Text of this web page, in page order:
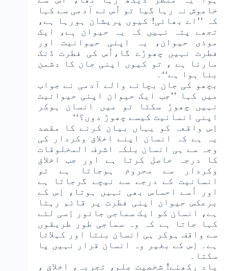
خاموش نہ رہا گیا تو اُس نے آدمی سے کہا
کہ ’’اے بھائی! کیوں پریشان ہورہا ہے،
تجھے پتہ نہیں کہ یہ حیوان ہے، ایک
موذی حیوان، یہ اپنی حیوانیت اور
فطرت نہیں چھوڑے گا،اُس کی فطرت ڈنک
مارنا ہے ، تو کیوں اپنی جان کا دشمن
بنا ہوا ہے‘‘۔
بچھو کی جان بچانے والے آدمی نے جواب
میں کہا ’’جب ایک حیوان اپنی حیوانیت
نہیں چھوڑ سکتا تو میں انسان ہوکر
اپنی انسانیت کیسے چھوڑ دوں؟‘‘
اِس واقعہ کو یہاں بیان کرنے کا مقصد
یہ ہے کہ انسان اپنے اخلاق وکردار کی
وجہ سے ہی انسان بلکہ اشرف المخلوقات
کا درجہ حاصل کرتا ہے اور جب اخلاق
وکردار سے محروم ہوجاتا ہے تو
انسانیت کے درجے سے نیچے گرجاتا ہے
اور اُسے احساس بھی نہیں ہوتا، اِس کے
برعکس حیوان اپنی فطرت پر قائم رہتا
ہے، انسان کو ایک سماجی جانور اِسی لئے
کہا جاتا ہے کہ وہ سماجی طور طریقوں
سے واقف ہوکر ہی انسان بنتا اور کہلاتا
ہے۔ اِس کے بغیر وہ انسان قرار نہیں پا
سکتا۔
یاد رکھئے! شخصیت علم، تجربہ، اخلاق ،